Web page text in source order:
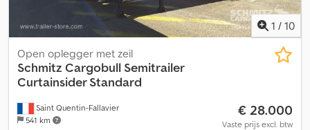
1 / 10
Saint Quentin-Fallavier
541 km
Open oplegger met zeil
Schmitz Cargobull Semitrailer
Curtainsider Standard
€ 28.000
Vaste prijs excl. btw